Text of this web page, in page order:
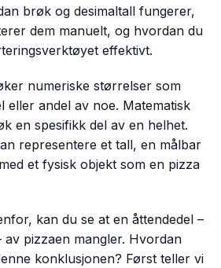
brøk og desimaltall fungerer,
dem manuelt, og hvordan du
effektivt.
numeriske størrelser som
eller andel av noe. Matematisk
en spesifikk del av en helhet.
representere et tall, en målbar
et fysisk objekt som en pizza
kan du se at en åttendedel –
pizzaen mangler. Hvordan
konklusjonen? Først teller vi